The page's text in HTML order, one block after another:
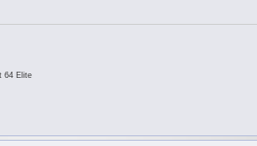
64 Elite